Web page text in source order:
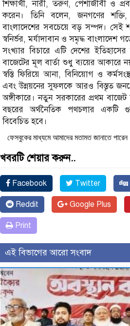
শিক্ষার্থী, নারী, তরুণ, পেশাজীবী ও
করেন। তিনি বলেন, জনগণের
বাংলাদেশের সবচেয়ে বড় সম্পদ। সেই
স্বনির্ভর, মর্যাদাবান ও সমৃদ্ধ বাংলাদেশ
সংখ্যার বিচারে এটি দেশের
বাজেটের মূল বার্তা শুধু ব্যয়ের আকারে
স্বস্তি ফিরিয়ে আনা, বিনিয়োগ ও
এবং উন্নয়নের সুফলকে আরও বিস্তৃত
অঙ্গীকারে। নতুন সরকারের প্রথম
বছরের অর্থনৈতিক পথচলার একটি
বিবেচিত হবে।
ফেসবুকের মাধ্যমে আমাদের মতামত জানাতে
খবরটি শেয়ার করুন..
Facebook Twitter
Reddit Google Plus
Print
এই বিভাগের আরো সংবাদ